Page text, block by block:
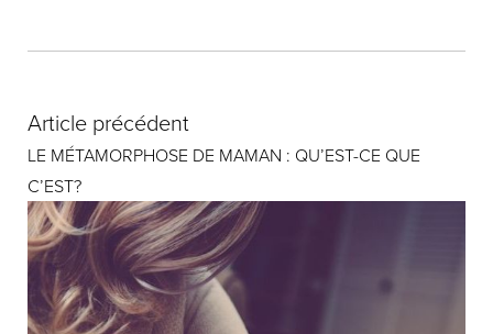
Article précédent
LE MÉTAMORPHOSE DE MAMAN : QU’EST-CE QUE
C’EST?